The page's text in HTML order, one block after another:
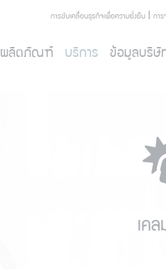
การขับเคลื่อนธุรกิจเพื่อความยั่งยืน การ
ผลิตภัณฑ์ บริการ ข้อมูลบริษั
เค